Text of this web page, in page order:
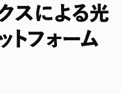
スによる光
フォーム